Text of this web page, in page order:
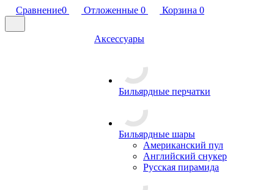
Сравнение0 Отложенные 0 Корзина 0
Аксессуары
Бильярдные перчатки
Бильярдные шары
Американский пул
Английский снукер
Русская пирамида